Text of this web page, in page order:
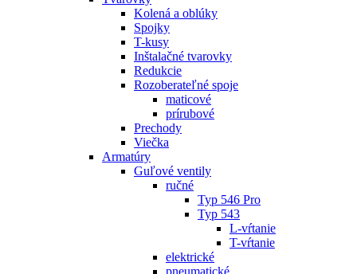
Kolená a oblúky
Spojky
T-kusy
Inštalačné tvarovky
Redukcie
Rozoberateľné spoje
maticové
prírubové
Prechody
Viečka
Armatúry
Guľové ventily
ručné
Typ 546 Pro
Typ 543
L-vŕtanie
T-vŕtanie
elektrické
pneumatické